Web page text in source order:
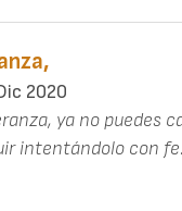
2020
ya no puedes
intentándolo con